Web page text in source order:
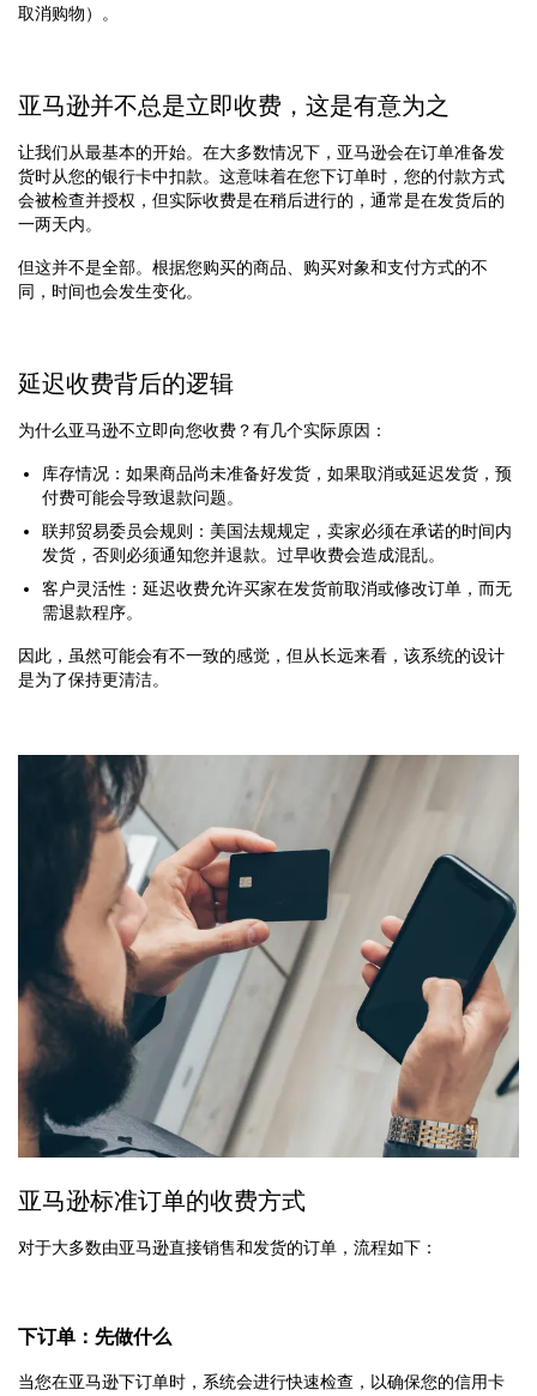
取消购物）。
亚马逊并不总是立即收费，这是有意为之
让我们从最基本的开始。在大多数情况下，亚马逊会在订单准备发
货时从您的银行卡中扣款。这意味着在您下订单时，您的付款方式
会被检查并授权，但实际收费是在稍后进行的，通常是在发货后的
一两天内。
但这并不是全部。根据您购买的商品、购买对象和支付方式的不
同，时间也会发生变化。
延迟收费背后的逻辑
为什么亚马逊不立即向您收费？有几个实际原因：
库存情况：如果商品尚未准备好发货，如果取消或延迟发货，预
付费可能会导致退款问题。
联邦贸易委员会规则：美国法规规定，卖家必须在承诺的时间内
发货，否则必须通知您并退款。过早收费会造成混乱。
客户灵活性：延迟收费允许买家在发货前取消或修改订单，而无
需退款程序。
因此，虽然可能会有不一致的感觉，但从长远来看，该系统的设计
是为了保持更清洁。
亚马逊标准订单的收费方式
对于大多数由亚马逊直接销售和发货的订单，流程如下：
下订单：先做什么
当您在亚马逊下订单时，系统会进行快速检查，以确保您的信用卡